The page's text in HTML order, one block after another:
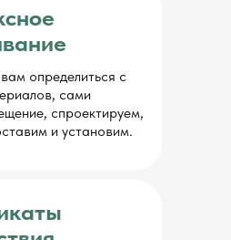
определиться с
сами
спроектируем,
и установим.